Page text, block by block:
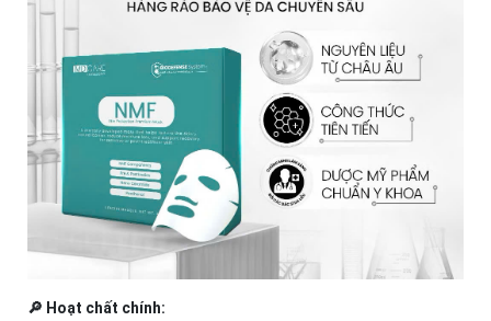
🔎 Hoạt chất chính: